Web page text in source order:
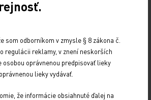
ČÍSLE
som odborníkom v zmysle § 8 zákona č.
regulácii reklamy, v znení neskorších
osobou oprávnenou predpisovať lieky
lieky vydávať.
že informácie obsiahnuté ďalej na